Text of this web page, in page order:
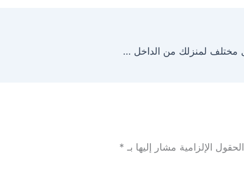
واجهات حجر هاشمي حجر طبيعى لشكل مختلف لمنزلك من الداخل والخارج
الحقول الإلزامية مشار إليها بـ *